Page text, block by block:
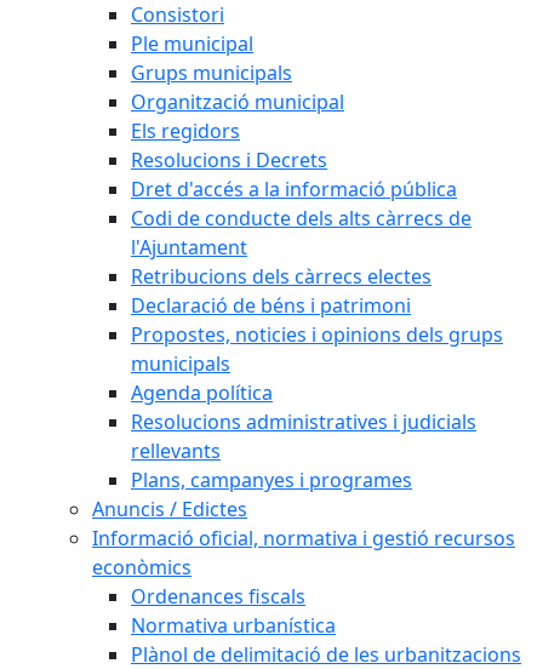
Consistori
Ple municipal
Grups municipals
Organització municipal
Els regidors
Resolucions i Decrets
Dret d'accés a la informació pública
Codi de conducte dels alts càrrecs de
l'Ajuntament
Retribucions dels càrrecs electes
Declaració de béns i patrimoni
Propostes, noticies i opinions dels grups
municipals
Agenda política
Resolucions administratives i judicials
rellevants
Plans, campanyes i programes
Anuncis / Edictes
Informació oficial, normativa i gestió recursos
econòmics
Ordenances fiscals
Normativa urbanística
Plànol de delimitació de les urbanitzacions